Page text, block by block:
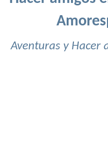
Aventuras y Hacer